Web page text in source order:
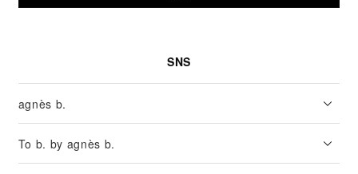
SNS
agnès b.
To b. by agnès b.